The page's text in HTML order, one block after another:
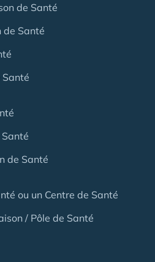
de Santé
de Santé
Santé
de Santé
ou un Centre de Santé
/ Pôle de Santé